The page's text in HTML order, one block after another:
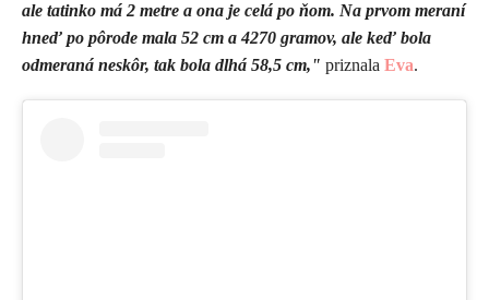
ale tatinko má 2 metre a ona je celá po ňom. Na prvom meraní
hneď po pôrode mala 52 cm a 4270 gramov, ale keď bola
odmeraná neskôr, tak bola dlhá 58,5 cm," priznala Eva.